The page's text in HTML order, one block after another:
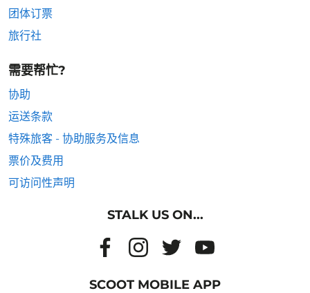
团体订票
旅行社
需要帮忙?
协助
运送条款
特殊旅客 - 协助服务及信息
票价及费用
可访问性声明
STALK US ON...
SCOOT MOBILE APP